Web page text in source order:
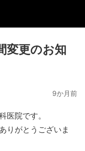
変更のお知
9か月前
医院です。
りがとうございま